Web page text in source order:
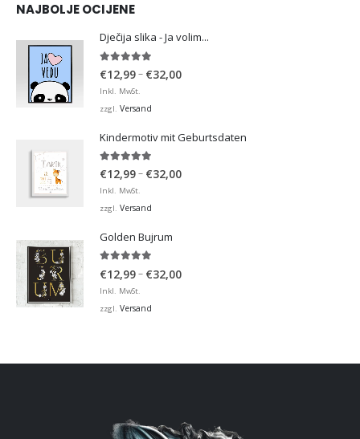
NAJBOLJE OCIJENE
Dječija slika - Ja volim...
€12,99– €32,00Preisspanne:
Inkl. MwSt.
zzgl. Versand
Kindermotiv mit Geburtsdaten
5.00von 5
€12,99– €32,00Preisspanne:
Inkl. MwSt.
zzgl. Versand
Golden Bujrum
€12,99– €32,00Preisspanne:
Inkl. MwSt.
zzgl. Versand